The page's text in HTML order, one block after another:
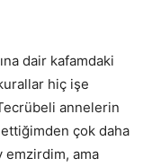
dair kafamdaki
hiç işe
annelerin
çok daha
emzirdim, ama